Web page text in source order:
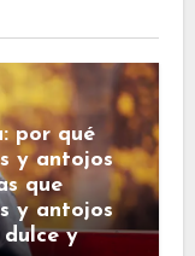
por qué
y antojos
que
y antojos
dulce y